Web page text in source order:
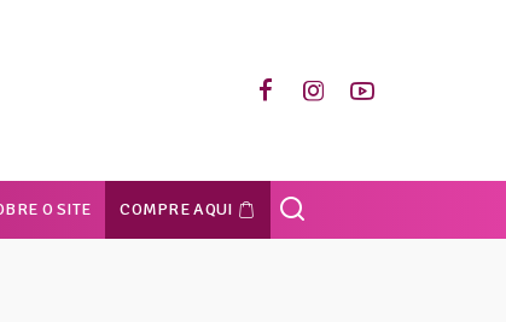
O SITE COMPRE AQUI